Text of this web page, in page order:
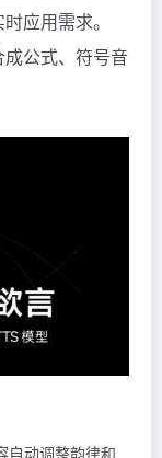
应用需求。
公式、符号音
自动调整韵律和